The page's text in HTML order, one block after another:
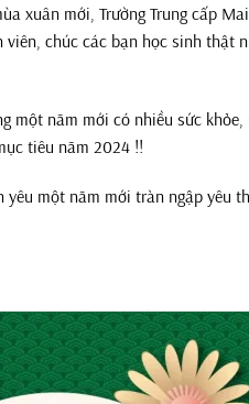
xuân mới, Trường Trung cấp
chúc các bạn học sinh thật
một năm mới có nhiều sức
tiêu năm 2024 !!
một năm mới tràn ngập yêu